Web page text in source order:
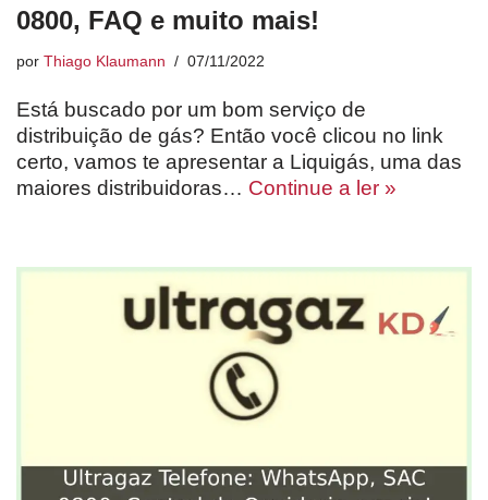
0800, FAQ e muito mais!
por Thiago Klaumann 07/11/2022
Está buscado por um bom serviço de
distribuição de gás? Então você clicou no link
certo, vamos te apresentar a Liquigás, uma das
maiores distribuidoras… Continue a ler »